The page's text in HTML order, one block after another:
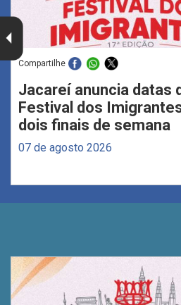
Compartilhe
Jacareí anuncia datas
Festival dos
dois finais de semana
07 de agosto 2026